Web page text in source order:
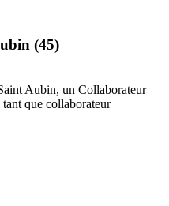
(45)
Aubin, un Collaborateur
que collaborateur